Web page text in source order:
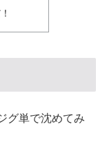
グ単で沈めてみ